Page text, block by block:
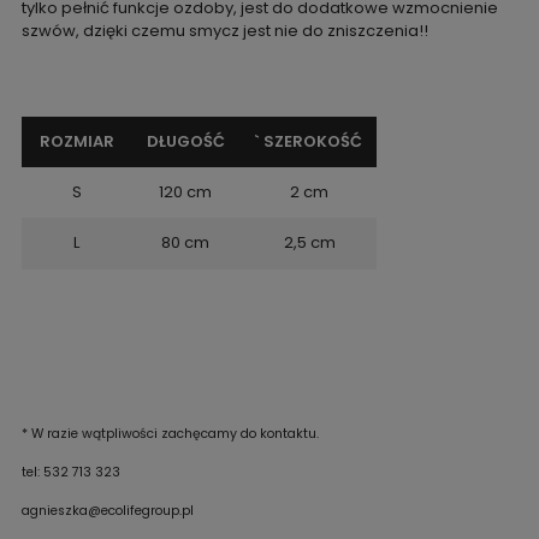
tylko pełnić funkcje ozdoby, jest do dodatkowe wzmocnienie
szwów, dzięki czemu smycz jest nie do zniszczenia!!
ROZMIAR DŁUGOŚĆ ` SZEROKOŚĆ
S 120 cm 2 cm
L 80 cm 2,5 cm
* W razie wątpliwości zachęcamy do kontaktu.
tel: 532 713 323
agnieszka@ecolifegroup.pl